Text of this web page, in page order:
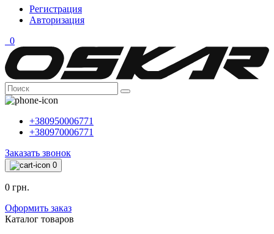
Регистрация
Авторизация
0
+380950006771
+380970006771
Заказать звонок
0
0 грн.
Оформить заказ
Каталог товаров